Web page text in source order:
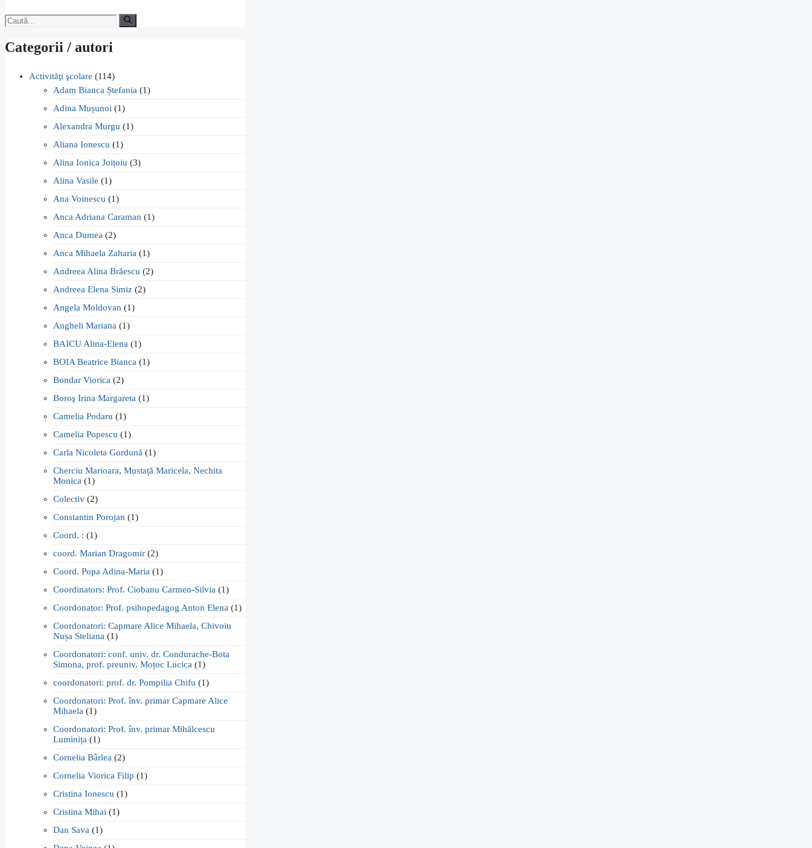
Caută
după:
Categorii / autori
Activităţi şcolare (114)
Adam Bianca Ștefania (1)
Adina Mușunoi (1)
Alexandra Murgu (1)
Aliana Ionescu (1)
Alina Ionica Joițoiu (3)
Alina Vasile (1)
Ana Voinescu (1)
Anca Adriana Caraman (1)
Anca Dumea (2)
Anca Mihaela Zaharia (1)
Andreea Alina Brăescu (2)
Andreea Elena Simiz (2)
Angela Moldovan (1)
Angheli Mariana (1)
BAICU Alina-Elena (1)
BOIA Beatrice Bianca (1)
Bondar Viorica (2)
Boroş Irina Margareta (1)
Camelia Podaru (1)
Camelia Popescu (1)
Carla Nicoleta Gordună (1)
Cherciu Marioara, Mustață Maricela, Nechita
Monica (1)
Colectiv (2)
Constantin Porojan (1)
Coord. : (1)
coord. Marian Dragomir (2)
Coord. Popa Adina-Maria (1)
Coordinators: Prof. Ciobanu Carmen-Silvia (1)
Coordonator: Prof. psihopedagog Anton Elena (1)
Coordonatori: Capmare Alice Mihaela, Chivoiu
Nușa Steliana (1)
Coordonatori: conf. univ. dr. Condurache-Bota
Simona, prof. preuniv. Moțoc Lucica (1)
coordonatori: prof. dr. Pompilia Chifu (1)
Coordonatori: Prof. înv. primar Capmare Alice
Mihaela (1)
Coordonatori: Prof. înv. primar Mihălcescu
Luminița (1)
Cornelia Bârlea (2)
Cornelia Viorica Filip (1)
Cristina Ionescu (1)
Cristina Mihai (1)
Dan Sava (1)